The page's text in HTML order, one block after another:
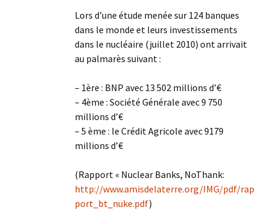
Lors d’une étude menée sur 124 banques
dans le monde et leurs investissements
dans le nucléaire (juillet 2010) ont arrivait
au palmarès suivant :
– 1ère : BNP avec 13 502 millions d’€
– 4ème : Société Générale avec 9 750
millions d’€
– 5 ème : le Crédit Agricole avec 9179
millions d’€
(Rapport « Nuclear Banks, NoThank:
http://www.amisdelaterre.org/IMG/pdf/rap
port_bt_nuke.pdf)